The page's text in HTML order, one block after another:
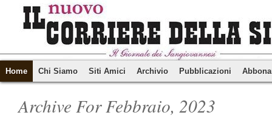
Home Chi Siamo Siti Amici Archivio Pubblicazioni
Archive For Febbraio, 2023